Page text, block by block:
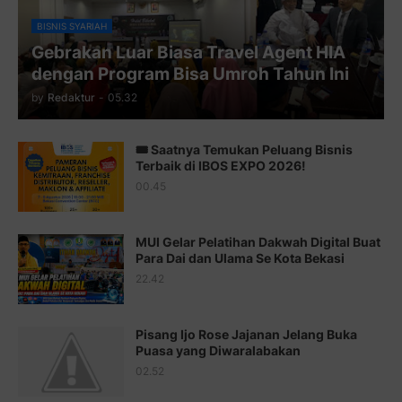
Juz 10 ⇨http://j.mp/2bHfyUH
Juz 11 ⇨http://j.mp/2bHf80y
Juz 13 ⇨http://j.mp/2bFTiKQ
Juz 14 ⇨http://j.mp/2b8SUTA
Juz 15 ⇨http://j.mp/2bFRQIM
Juz 17 ⇨http://j.mp/2brHsFz
Juz 18 ⇨http://j.mp/2b8SCfc
http://j.mp/2bFSq95
http://j.mp/2brI1zc
BISNIS SYARIAH
Gebrakan Luar Biasa Travel Agent HIA
dengan Program Bisa Umroh Tahun Ini
by Redaktur - 05.32
🎟️ Saatnya Temukan Peluang Bisnis
Terbaik di IBOS EXPO 2026!
00.45
MUI Gelar Pelatihan Dakwah Digital Buat
Para Dai dan Ulama Se Kota Bekasi
22.42
Pisang Ijo Rose Jajanan Jelang Buka
Puasa yang Diwaralabakan
02.52